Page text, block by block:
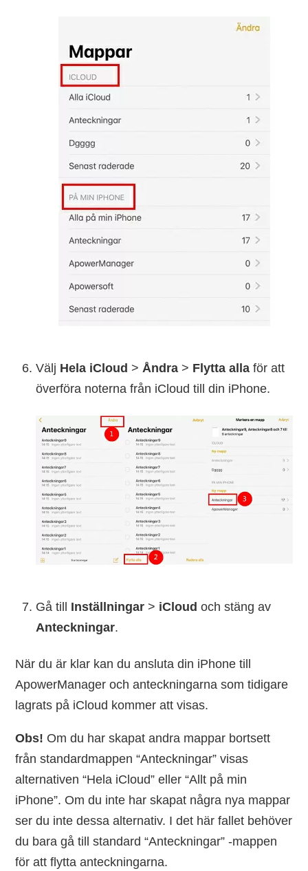
Välj Hela iCloud >Åndra > Flytta alla för att
överföra noterna från iCloud till din iPhone.
Gå till Inställningar > iCloud och stäng av
Anteckningar.
När du är klar kan du ansluta din iPhone till
ApowerManager och anteckningarna som tidigare
lagrats på iCloud kommer att visas.
Obs! Om du har skapat andra mappar bortsett
från standardmappen “Anteckningar” visas
alternativen “Hela iCloud” eller “Allt på min
iPhone”. Om du inte har skapat några nya mappar
ser du inte dessa alternativ. I det här fallet behöver
du bara gå till standard “Anteckningar” -mappen
för att flytta anteckningarna.